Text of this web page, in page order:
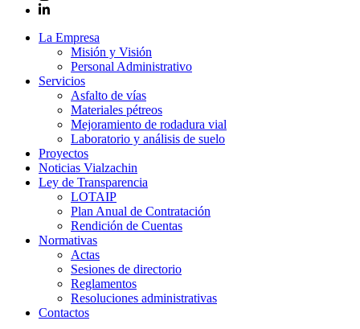
La Empresa
Misión y Visión
Personal Administrativo
Servicios
Asfalto de vías
Materiales pétreos
Mejoramiento de rodadura vial
Laboratorio y análisis de suelo
Proyectos
Noticias Vialzachin
Ley de Transparencia
LOTAIP
Plan Anual de Contratación
Rendición de Cuentas
Normativas
Actas
Sesiones de directorio
Reglamentos
Resoluciones administrativas
Contactos